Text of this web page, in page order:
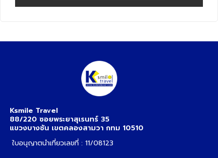
Ksmile Travel
88/220 ซอยพระยาสุเรนทร์ 35
แขวงบางชัน เขตคลองสามวา กทม 10510
ใบอนุญาตนำเที่ยวเลขที่ : 11/08123